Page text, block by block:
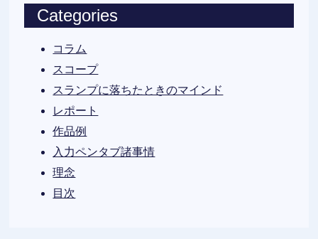
Categories
コラム
スコープ
スランプに落ちたときのマインド
レポート
作品例
入力ペンタブ諸事情
理念
目次